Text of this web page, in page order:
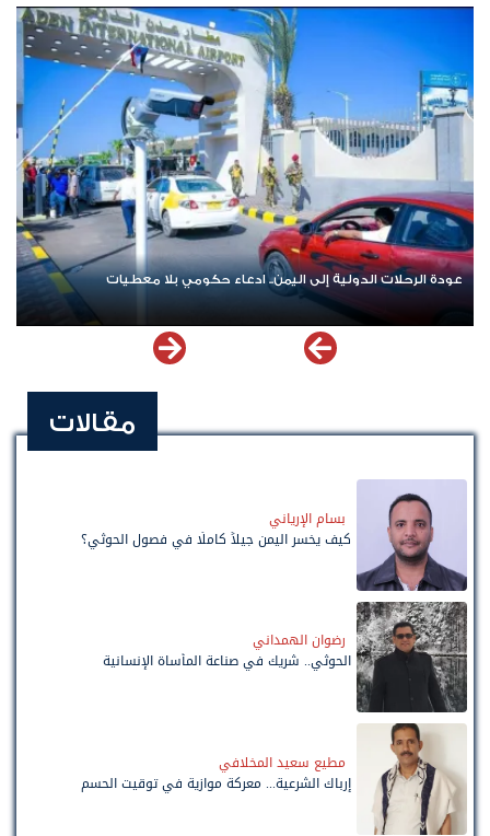
عودة الرحلات الدولية إلى اليمن.. ادعاء حكومي بلا معطيات
مقالات
بسام الإرياني
كيف يخسر اليمن جيلاً كاملًا في فصول الحوثي؟
رضوان الهمداني
الحوثي.. شريك في صناعة المأساة الإنسانية
مطيع سعيد المخلافي
إرباك الشرعية... معركة موازية في توقيت الحسم